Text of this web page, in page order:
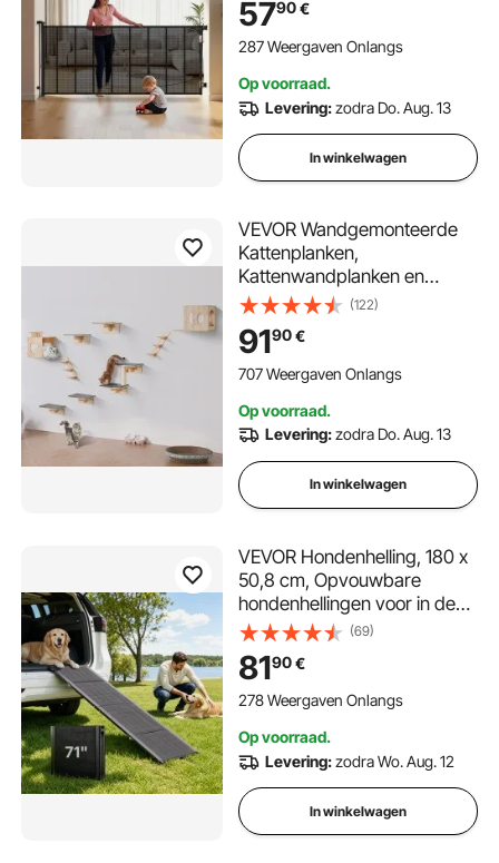
Gaas Beschermend Hek voor
Patio's Garages Zwart
5790€
287 Weergaven Onlangs
Op voorraad.
Levering:zodra Do. Aug. 13
In winkelwagen
VEVOR Wandgemonteerde
Kattenplanken,
Kattenwandplanken en
Zitstokken met
Springplatformen,
Kattenbedden, Hangmatten
en Krabpalen, Kattenmeubels
Slapen, Spelen, Klimmen, Set
van 9
(122)
9190€
707 Weergaven Onlangs
Op voorraad.
Levering:zodra Do. Aug. 13
In winkelwagen
VEVOR Hondenhelling, 180 x
50,8 cm, Opvouwbare
hondenhellingen voor in de
auto voor middelgrote en
grote honden tot 113 kg,
Hondentrap met antislip
Oxford-stofoppervlak,
SUV's en vrachtwagens
(69)
8190€
278 Weergaven Onlangs
Op voorraad.
Levering:zodra Wo. Aug. 12
In winkelwagen